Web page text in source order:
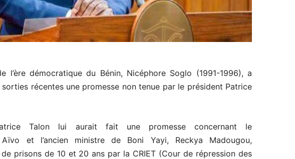
l’ère démocratique du Bénin, Nicéphore Soglo (1991-1996), a
sorties récentes une promesse non tenue par le président Patrice
Talon lui aurait fait une promesse concernant le
et l’ancien ministre de Boni Yayi, Reckya Madougou,
prisons de 10 et 20 ans par la CRIET (Cour de répression des